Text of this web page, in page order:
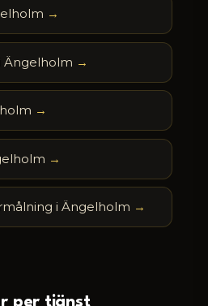
Ängelholm
i Ängelholm